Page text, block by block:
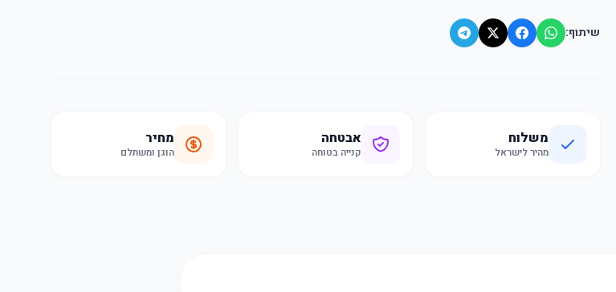
שיתוף:
משלוח
מהיר לישראל
אבטחה
קנייה בטוחה
מחיר
הוגן ומשתלם